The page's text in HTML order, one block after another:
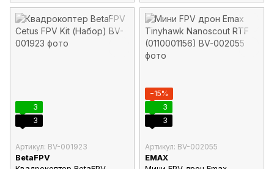
3
3
Артикул: BV-001923
BetaFPV
−15%
3
3
Артикул: BV-002055
EMAX